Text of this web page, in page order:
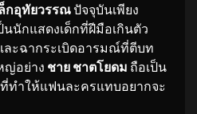
กอุทัยวรรณปัจจุบันเพียง
นนักแสดงเด็กที่ฝีมือเกินตัว
ละฉากระเบิดอารมณ์ที่ตีบท
ญ่อย่าง ชาย ชาตโยดม ถือเป็น
ทำให้แฟนละครแทบอยากจะ